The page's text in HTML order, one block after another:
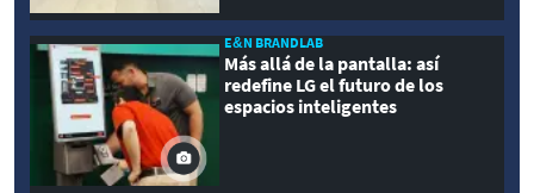
E&N BRANDLAB
Más allá de la pantalla: así
redefine LG el futuro de los
espacios inteligentes